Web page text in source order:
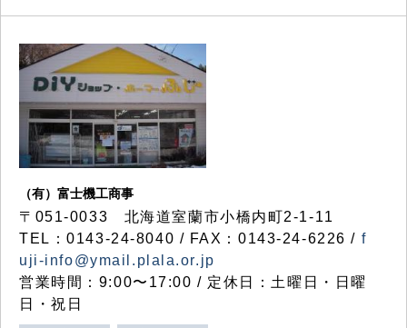
（有）富士機工商事
〒051-0033 北海道室蘭市小橋内町2-1-11
TEL：0143-24-8040 / FAX：0143-24-6226 / f
uji-info@ymail.plala.or.jp
営業時間：9:00〜17:00 / 定休日：土曜日・日曜
日・祝日